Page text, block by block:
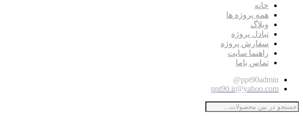
خانه
همه پروژه ها
وبلاگ
تبادل پروژه
سفارش پروژه
راهنما سایت
تماس باما
ppt90admin@
ppt90.ir@yahoo.com